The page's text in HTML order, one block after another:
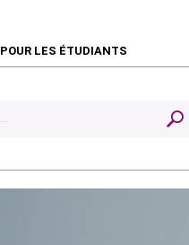
POUR LES ÉTUDIANTS